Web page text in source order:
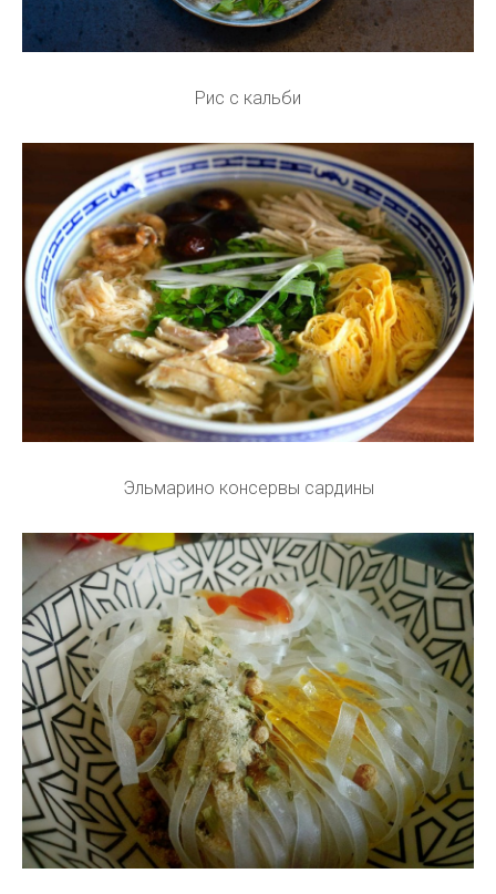
Рис с кальби
Эльмарино консервы сардины